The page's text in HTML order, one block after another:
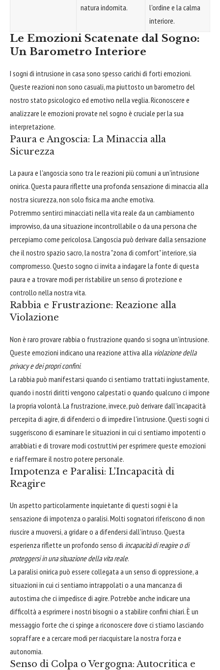
natura indomita.
l'ordine e la calma
interiore.
Le Emozioni Scatenate dal Sogno:
Un Barometro Interiore
I sogni di intrusione in casa sono spesso carichi di forti emozioni.
Queste reazioni non sono casuali, ma piuttosto un barometro del
nostro stato psicologico ed emotivo nella veglia. Riconoscere e
analizzare le emozioni provate nel sogno è cruciale per la sua
interpretazione.
Paura e Angoscia: La Minaccia alla
Sicurezza
La paura e l'angoscia sono tra le reazioni più comuni a un'intrusione
onirica. Questa paura riflette una profonda sensazione di minaccia alla
nostra sicurezza, non solo fisica ma anche emotiva.
Potremmo sentirci minacciati nella vita reale da un cambiamento
improvviso, da una situazione incontrollabile o da una persona che
percepiamo come pericolosa. L'angoscia può derivare dalla sensazione
che il nostro spazio sacro, la nostra "zona di comfort" interiore, sia
compromesso. Questo sogno ci invita a indagare la fonte di questa
paura e a trovare modi per ristabilire un senso di protezione e
controllo nella nostra vita.
Rabbia e Frustrazione: Reazione alla
Violazione
Non è raro provare rabbia o frustrazione quando si sogna un'intrusione.
Queste emozioni indicano una reazione attiva alla violazione della
privacy e dei propri confini.
La rabbia può manifestarsi quando ci sentiamo trattati ingiustamente,
quando i nostri diritti vengono calpestati o quando qualcuno ci impone
la propria volontà. La frustrazione, invece, può derivare dall'incapacità
percepita di agire, di difenderci o di impedire l'intrusione. Questi sogni ci
suggeriscono di esaminare le situazioni in cui ci sentiamo impotenti o
arrabbiati e di trovare modi costruttivi per esprimere queste emozioni
e riaffermare il nostro potere personale.
Impotenza e Paralisi: L'Incapacità di
Reagire
Un aspetto particolarmente inquietante di questi sogni è la
sensazione di impotenza o paralisi. Molti sognatori riferiscono di non
riuscire a muoversi, a gridare o a difendersi dall'intruso. Questa
esperienza riflette un profondo senso di incapacità di reagire o di
proteggersi in una situazione della vita reale.
La paralisi onirica può essere collegata a un senso di oppressione, a
situazioni in cui ci sentiamo intrappolati o a una mancanza di
autostima che ci impedisce di agire. Potrebbe anche indicare una
difficoltà a esprimere i nostri bisogni o a stabilire confini chiari. È un
messaggio forte che ci spinge a riconoscere dove ci stiamo lasciando
sopraffare e a cercare modi per riacquistare la nostra forza e
autonomia.
Senso di Colpa o Vergogna: Autocritica e